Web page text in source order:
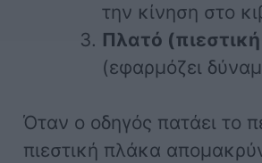
την κίνηση στο
Πλατό
(εφαρμόζει
Όταν ο οδηγός πατάει το
πιεστική πλάκα